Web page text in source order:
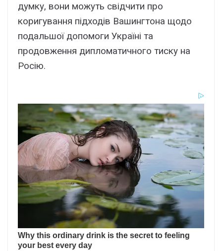
думку, вони можуть свідчити про
коригування підходів Вашингтона щодо
подальшої допомоги Україні та
продовження дипломатичного тиску на
Росію.